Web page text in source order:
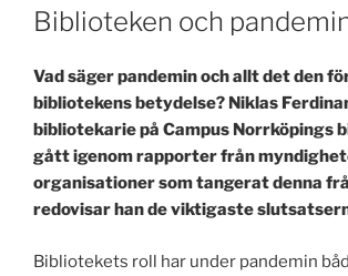
ON
Biblioteken och
Vad säger pandemin och allt det den
bibliotekens betydelse? Niklas
bibliotekarie på Campus Norrköpings
gått igenom rapporter från
organisationer som tangerat denna
redovisar han de viktigaste
Bibliotekets roll har under pandemin